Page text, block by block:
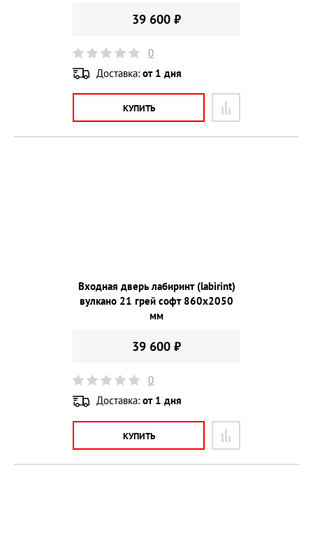
39 600 ₽
0
Доставка: от 1 дня
КУПИТЬ
Входная дверь лабиринт (labirint)
вулкано 21 грей софт 860х2050
мм
39 600 ₽
0
Доставка: от 1 дня
КУПИТЬ